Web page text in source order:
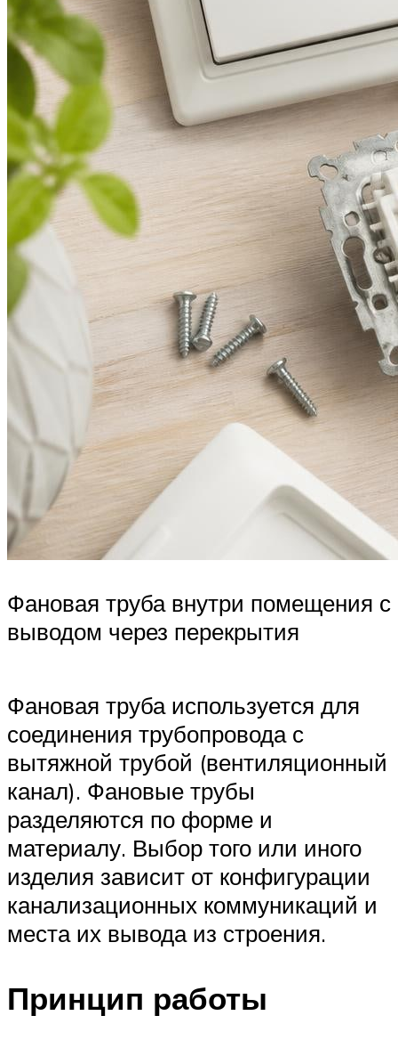
Фановая труба внутри помещения с
выводом через перекрытия
Фановая труба используется для
соединения трубопровода с
вытяжной трубой (вентиляционный
канал). Фановые трубы
разделяются по форме и
материалу. Выбор того или иного
изделия зависит от конфигурации
канализационных коммуникаций и
места их вывода из строения.
Принцип работы